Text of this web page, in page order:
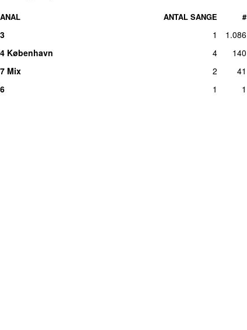
ANTAL SANGE #
1
1.086
København
4
140
Mix
2
41
1 1